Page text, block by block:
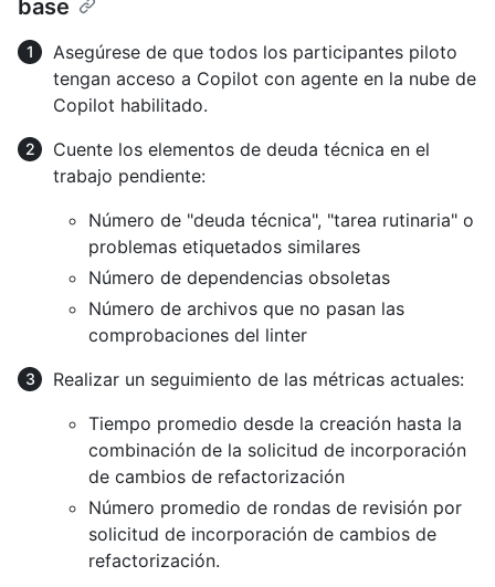
base
Asegúrese de que todos los participantes piloto
tengan acceso a Copilot con agente en la nube de
Copilot habilitado.
Cuente los elementos de deuda técnica en el
trabajo pendiente:
Número de "deuda técnica", "tarea rutinaria" o
problemas etiquetados similares
Número de dependencias obsoletas
Número de archivos que no pasan las
comprobaciones del linter
Realizar un seguimiento de las métricas actuales:
Tiempo promedio desde la creación hasta la
combinación de la solicitud de incorporación
de cambios de refactorización
Número promedio de rondas de revisión por
solicitud de incorporación de cambios de
refactorización.